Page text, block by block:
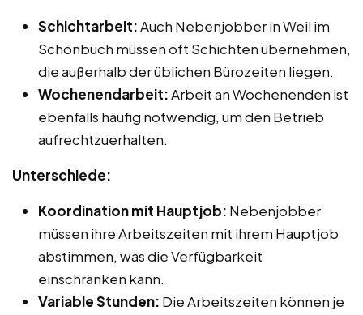
Schichtarbeit:Auch Nebenjobber in Weil im
Schönbuch müssen oft Schichten übernehmen,
die außerhalb der üblichen Bürozeiten liegen.
Wochenendarbeit:Arbeit an Wochenenden ist
ebenfalls häufig notwendig, um den Betrieb
aufrechtzuerhalten.
Unterschiede:
Koordination mit Hauptjob: Nebenjobber
müssen ihre Arbeitszeiten mit ihrem Hauptjob
abstimmen, was die Verfügbarkeit
einschränken kann.
Variable Stunden: Die Arbeitszeiten können je